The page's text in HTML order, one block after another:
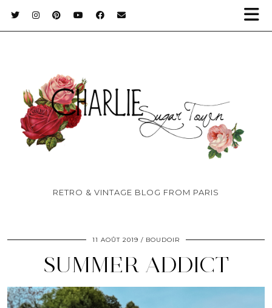
RETRO & VINTAGE BLOG FROM PARIS
11 AOÛT 2019 BOUDOIR
SUMMER ADDICT